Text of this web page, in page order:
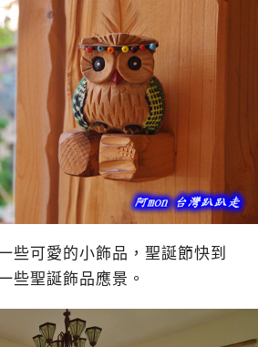
些可愛的小飾品，聖誕節快到
些聖誕飾品應景。